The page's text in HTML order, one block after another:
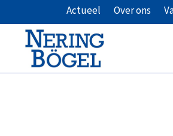
Actueel Over ons